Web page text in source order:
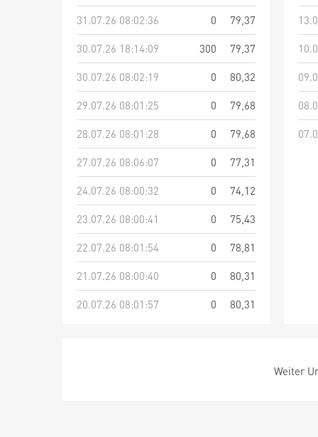
31.07.26 08:02:36
0
79,37
30.07.26 18:14:09
300
79,37
30.07.26 08:02:19
0
80,32
29.07.26 08:01:25
0
79,68
28.07.26 08:01:28
0
79,68
27.07.26 08:06:07
0
77,31
24.07.26 08:00:32
0
74,12
23.07.26 08:00:41
0
75,43
22.07.26 08:01:54
0
78,81
21.07.26 08:00:40
0
80,31
20.07.26 08:01:57
0 80,31
Weiter